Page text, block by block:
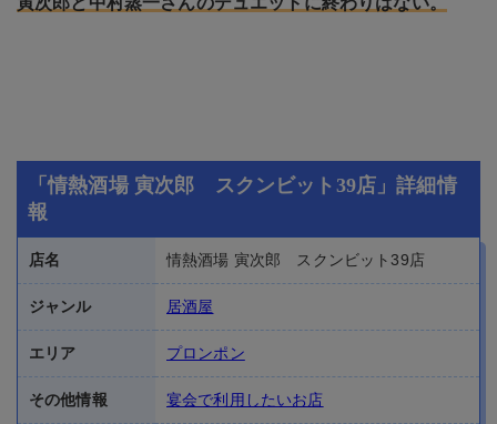
「情熱酒場 寅次郎 スクンビット39店」詳細情
報
店名 情熱酒場 寅次郎 スクンビット39店
ジャンル 居酒屋
エリア プロンポン
その他情報 宴会で利用したいお店